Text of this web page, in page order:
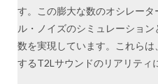
す。この膨大な数のオシレー
ル・ノイズのシミュレーショ
数を実現しています。これら
するT2Lサウンドのリアリティ